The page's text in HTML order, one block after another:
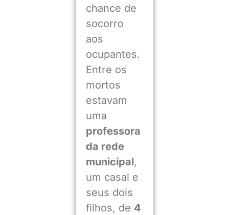
chance de
socorro
aos
ocupantes.
Entre os
mortos
estavam
uma
professora
da rede
municipal,
um casal e
seus dois
filhos, de 4